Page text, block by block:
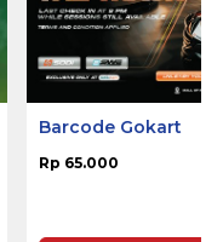
Barcode Gokart
Rp 65.000